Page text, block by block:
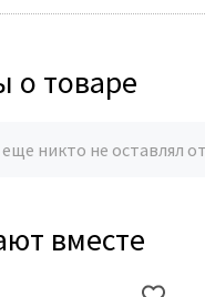
о товаре
никто не оставлял
вместе